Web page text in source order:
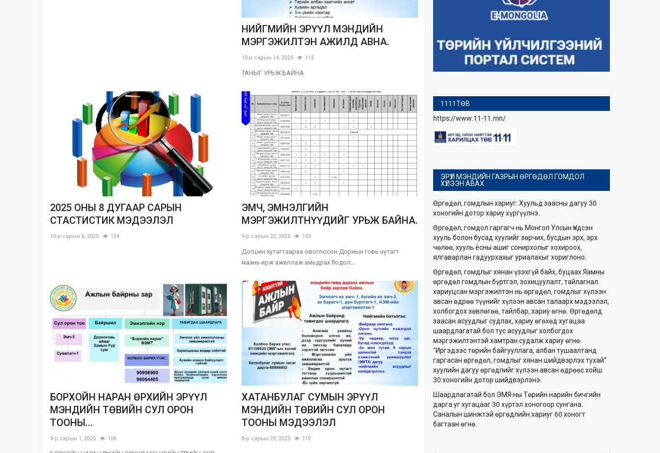
НИЙГМИЙН ЭРҮҮЛ МЭНДИЙН
МЭРГЭЖИЛТЭН АЖИЛД АВНА.
10-р сарын 14, 2025 113
ТАНЫГ УРЬЖ БАЙНА
2025 ОНЫ 8 ДУГААР САРЫН
СТАСТИСТИК МЭДЭЭЛЭЛ
10-р сарын 6, 2025 124
ЭМЧ, ЭМНЭЛГИЙН
МЭРГЭЖИЛТНҮҮДИЙГ УРЬЖ БАЙНА.
9-р сарын 22, 2025 153
Догшин хутагтаараа овоглосон Дорнын говь нутагт
маань ирж ажиллаж амьдрах бодол...
БОРХОЙН НАРАН ӨРХИЙН ЭРҮҮЛ
МЭНДИЙН ТӨВИЙН СУЛ ОРОН
ТООНЫ...
9-р сарын 1, 2025 106
ХАТАНБУЛАГ СУМЫН ЭРҮҮЛ
МЭНДИЙН ТӨВИЙН СУЛ ОРОН
ТООНЫ МЭДЭЭЛЭЛ
8-р сарын 29, 2025 110
1111ТӨВ
https://www.11-11.mn/
ЭРҮҮЛ МЭНДИЙН ГАЗРЫН ӨРГӨДӨЛ ГОМДОЛ
ХҮЛЭЭН АВАХ
Өргөдөл, гомдлын хариуг: Хуульд заасны дагуу 30
хоногийн дотор хариу хүргүүлнэ.
Өргөдөл, гомдол гаргагч нь Монгол Улсын Үндсэн
хууль болон бусад хуулийг зөрчих, бусдын эрх, эрх
чөлөө, хууль ёсны ашиг сонирхолыг хохироох,
ялгаварлан гадуурхахыг уриалахыг хориглоно.
Өргөдөл, гомдлыг хянан үзэхгүй байх, буцаах Яамны
өргөдөл гомдлын бүртгэл, зохицуулалт, тайлагнал
хариуцсан мэргэжилтэн нь өргөдөл, гомдлыг хүлээн
авсан өдрөө түүнийг хүлээн авсан талаарх мэдээлэл,
холбогдох зөвлөгөө, тайлбар, хариу өгнө. Өргөдөлд
заасан асуудлыг судлах, хариу өгөхөд хугацаа
шаардлагатай бол тус асуудлыг холбогдох
мэргэжилтэнтэй хамтран судалж хариу өгнө.
“Иргэдээс төрийн байгууллага, албан тушаалтанд
гаргасан өргөдөл, гомдлыг хянан шийдвэрлэх тухай”
хуулийн дагуу өргөдлийг хүлээн авсан өдрөөс хойш
30 хоногийн дотор шийдвэрлэнэ.
Шаардлагатай бол ЭМЯ-ны Төрийн нарийн бичгийн
дарга уг хугацааг 30 хүртэл хоногоор сунгана.
Саналын шинжтэй өргөдлийн хариуг 60 хоногт
багтаан өгнө.